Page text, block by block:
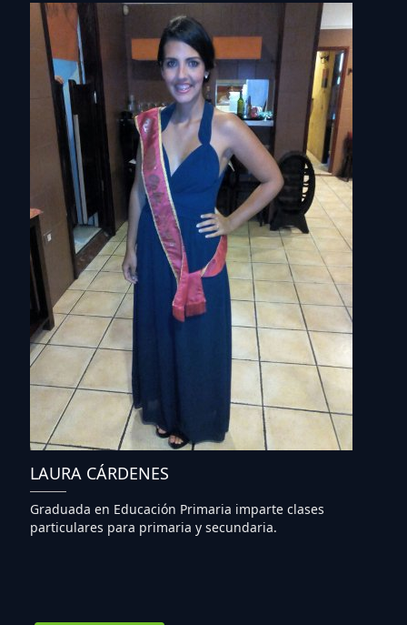
LAURA CÁRDENES
Graduada en Educación Primaria imparte clases
particulares para primaria y secundaria.